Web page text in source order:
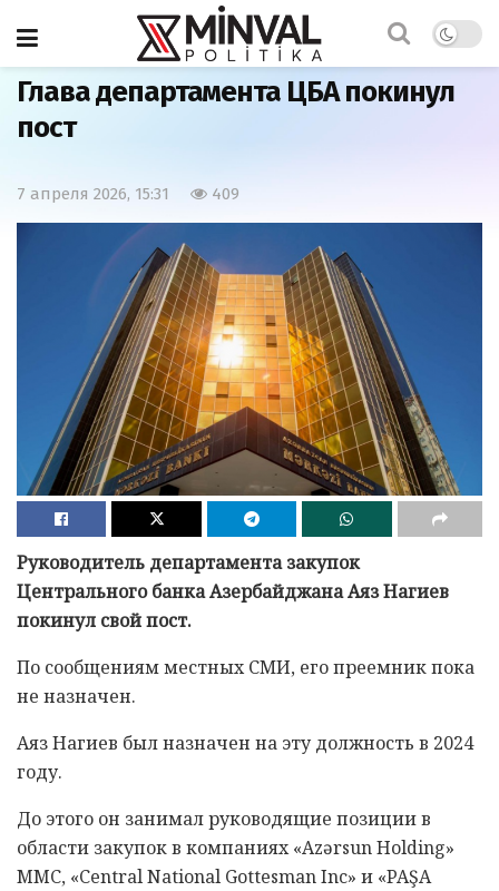
Главная Экономика
Глава департамента ЦБА покинул
пост
7 апреля 2026, 15:31 409
Руководитель департамента закупок
Центрального банка Азербайджана Аяз Нагиев
покинул свой пост.
По сообщениям местных СМИ, его преемник пока
не назначен.
Аяз Нагиев был назначен на эту должность в 2024
году.
До этого он занимал руководящие позиции в
области закупок в компаниях «Azərsun Holding»
MMC, «Central National Gottesman Inc» и «PAŞA